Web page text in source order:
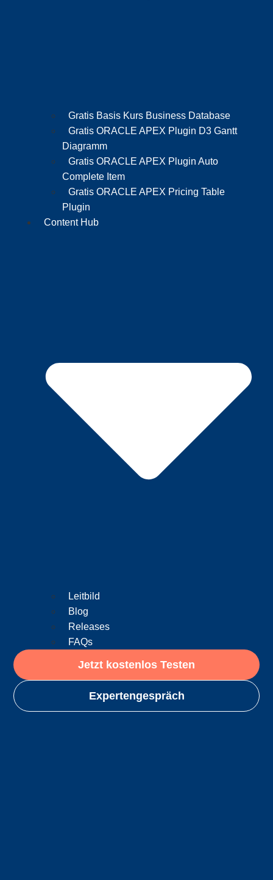
Gratis Basis Kurs Business Database
Gratis ORACLE APEX Plugin D3 Gantt
Diagramm
Gratis ORACLE APEX Plugin Auto
Complete Item
Gratis ORACLE APEX Pricing Table
Plugin
Content Hub
Leitbild
Blog
Releases
FAQs
Jetzt kostenlos Testen
Expertengespräch